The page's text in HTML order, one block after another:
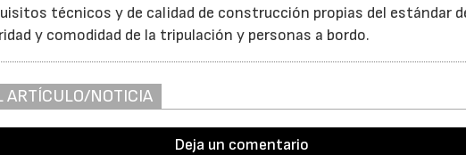
técnicos y de calidad de construcción propias del estándar
y comodidad de la tripulación y personas a bordo.
ARTÍCULO/NOTICIA
Deja un comentario